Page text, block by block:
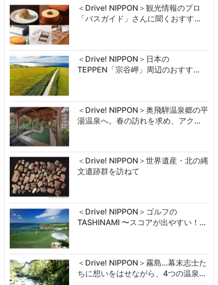
＜Drive! NIPPON＞観光情報のプロ
「バスガイド」さんに聞くおすす…
＜Drive! NIPPON＞日本の
TEPPEN「宗谷岬」周辺のおすす…
＜Drive! NIPPON＞奥飛騨温泉郷の平
湯温泉へ。春の訪れを求め、アク…
＜Drive! NIPPON＞世界遺産・北の縄
文遺跡群を訪ねて
＜Drive! NIPPON＞ゴルフの
TASHINAMI 〜スコアが出やすい！…
＜Drive! NIPPON＞霧島…幕末志士た
ちに想いをはせながら、4つの温泉…